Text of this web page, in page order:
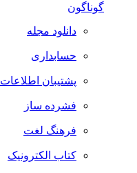
گوناگون
دانلود مجله
حسابداری
پشتیبان اطلاعات
فشرده ساز
فرهنگ لغت
کتاب الکترونیک